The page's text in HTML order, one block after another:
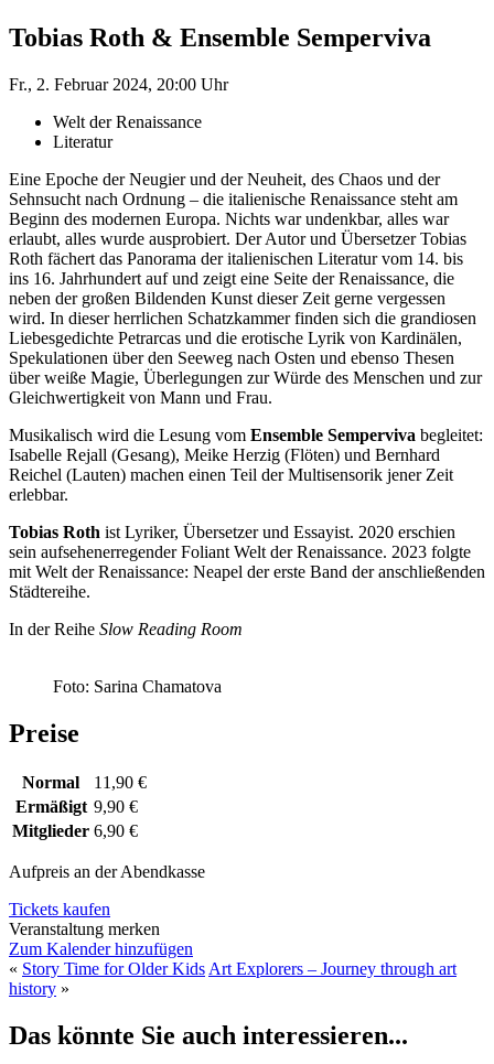
Tobias Roth & Ensemble Semperviva
Fr., 2. Februar 2024, 20:00 Uhr
Welt der Renaissance
Literatur
Eine Epoche der Neugier und der Neuheit, des Chaos und der
Sehnsucht nach Ordnung – die italienische Renaissance steht am
Beginn des modernen Europa. Nichts war undenkbar, alles war
erlaubt, alles wurde ausprobiert. Der Autor und Übersetzer Tobias
Roth fächert das Panorama der italienischen Literatur vom 14. bis
ins 16. Jahrhundert auf und zeigt eine Seite der Renaissance, die
neben der großen Bildenden Kunst dieser Zeit gerne vergessen
wird. In dieser herrlichen Schatzkammer finden sich die grandiosen
Liebesgedichte Petrarcas und die erotische Lyrik von Kardinälen,
Spekulationen über den Seeweg nach Osten und ebenso Thesen
über weiße Magie, Überlegungen zur Würde des Menschen und zur
Gleichwertigkeit von Mann und Frau.
Musikalisch wird die Lesung vom Ensemble Semperviva begleitet:
Isabelle Rejall (Gesang), Meike Herzig (Flöten) und Bernhard
Reichel (Lauten) machen einen Teil der Multisensorik jener Zeit
erlebbar.
Tobias Roth ist Lyriker, Übersetzer und Essayist. 2020 erschien
sein aufsehenerregender Foliant Welt der Renaissance. 2023 folgte
mit Welt der Renaissance: Neapel der erste Band der anschließenden
Städtereihe.
In der Reihe Slow Reading Room
Foto: Sarina Chamatova
Preise
Normal
11,90 €
Ermäßigt 9,90 €
Mitglieder 6,90 €
Aufpreis an der Abendkasse
Tickets kaufen
Veranstaltung merken
Zum Kalender hinzufügen
« Story Time for Older KidsArt Explorers – Journey through art
history »
Das könnte Sie auch interessieren...